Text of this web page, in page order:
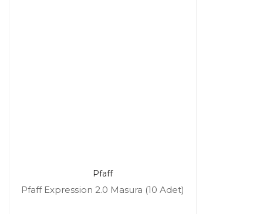
Pfaff
Pfaff Expression 2.0 Masura (10 Adet)